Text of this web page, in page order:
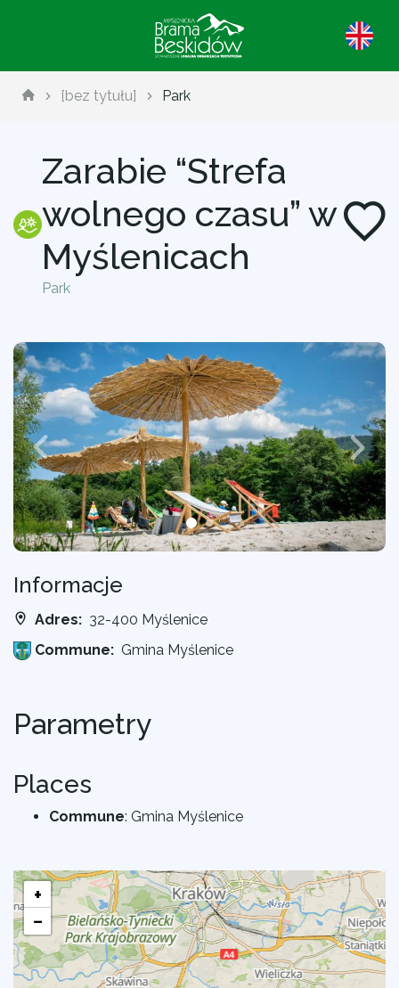
[bez tytułu] Park
Zarabie “Strefa
wolnego czasu” w
Myślenicach
Park
Informacje
Adres: 32-400 Myślenice
Commune: Gmina Myślenice
Parametry
Places
Commune: Gmina Myślenice
+
−